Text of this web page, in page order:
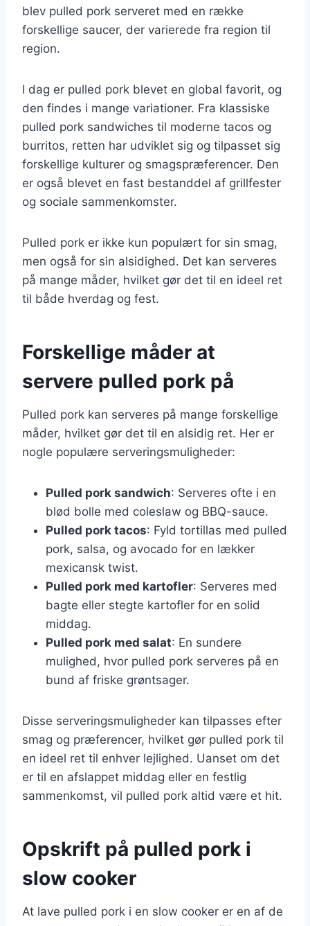
blev pulled pork serveret med en række
forskellige saucer, der varierede fra region til
region.
I dag er pulled pork blevet en global favorit, og
den findes i mange variationer. Fra klassiske
pulled pork sandwiches til moderne tacos og
burritos, retten har udviklet sig og tilpasset sig
forskellige kulturer og smagspræferencer. Den
er også blevet en fast bestanddel af grillfester
og sociale sammenkomster.
Pulled pork er ikke kun populært for sin smag,
men også for sin alsidighed. Det kan serveres
på mange måder, hvilket gør det til en ideel ret
til både hverdag og fest.
Forskellige måder at
servere pulled pork på
Pulled pork kan serveres på mange forskellige
måder, hvilket gør det til en alsidig ret. Her er
nogle populære serveringsmuligheder:
Pulled pork sandwich: Serveres ofte i en
blød bolle med coleslaw og BBQ-sauce.
Pulled pork tacos: Fyld tortillas med pulled
pork, salsa, og avocado for en lækker
mexicansk twist.
Pulled pork med kartofler: Serveres med
bagte eller stegte kartofler for en solid
middag.
Pulled pork med salat: En sundere
mulighed, hvor pulled pork serveres på en
bund af friske grøntsager.
Disse serveringsmuligheder kan tilpasses efter
smag og præferencer, hvilket gør pulled pork til
en ideel ret til enhver lejlighed. Uanset om det
er til en afslappet middag eller en festlig
sammenkomst, vil pulled pork altid være et hit.
Opskrift på pulled pork i
slow cooker
At lave pulled pork i en slow cooker er en af de